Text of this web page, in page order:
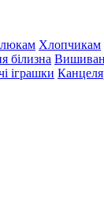
Хлопчикам
білизна
іграшки